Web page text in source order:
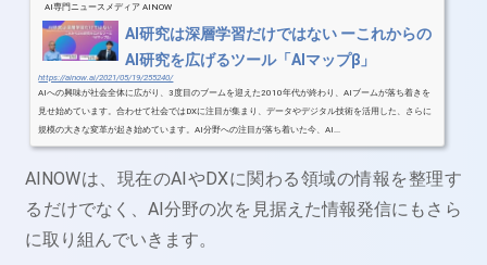
AI専門ニュースメディア AINOW
AI研究は深層学習だけではない ーこれからの
AI研究を広げるツール「AIマップβ」
https://ainow.ai/2021/05/19/255240/
AIへの興味が社会全体に広がり、3度目のブームを迎えた2010年代が終わり、AIブームが落ち着きを
見せ始めています。合わせて社会ではDXに注目が集まり、データやデジタル技術を活用した、さらに
規模の大きな変革が起き始めています。AI分野への注目が落ち着いた今、AI...
AINOWは、現在のAIやDXに関わる領域の情報を整理す
るだけでなく、AI分野の次を見据えた情報発信にもさら
に取り組んでいきます。